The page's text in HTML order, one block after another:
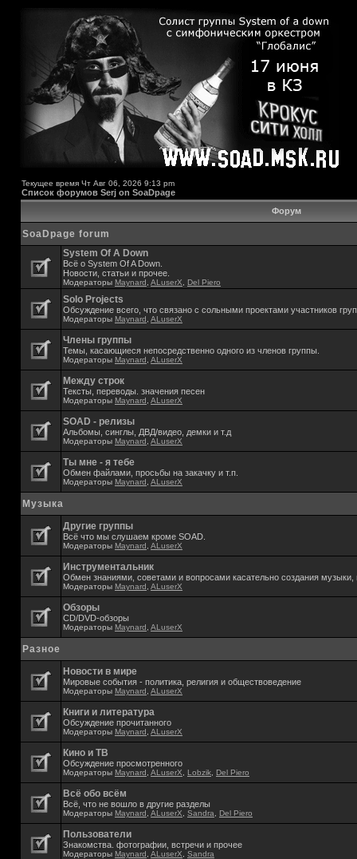
Текущее время Чт Авг 06, 2026 9:13 pm
Список форумов Serj on SoaDpage
Форум
SoaDpage forum
System Of A Down
Всё о System Of A Down.
Новости, статьи и прочее.
Модераторы Maynard ALuserX Del Piero
Solo Projects
Обсуждение всего, что связано с сольными проектами участников
Модераторы Maynard ALuserX
Члены группы
Темы, касающиеся непосредственно одного из членов группы.
Модераторы Maynard ALuserX
Между строк
Тексты, переводы. значения песен
Модераторы Maynard ALuserX
SOAD - релизы
Альбомы, синглы, ДВД/видео, демки и т.д
Модераторы Maynard ALuserX
Ты мне - я тебе
Обмен файлами, просьбы на закачку и т.п.
Модераторы Maynard ALuserX
Музыка
Другие группы
Всё что мы слушаем кроме SOAD.
Модераторы Maynard ALuserX
Инструментальник
Обмен знаниями, советами и вопросами касательно создания музыки,
Модераторы Maynard ALuserX
Обзоры
CD/DVD-обзоры
Модераторы Maynard ALuserX
Разное
Новости в мире
Мировые события - политика, религия и обществоведение
Модераторы Maynard ALuserX
Книги и литература
Обсуждение прочитанного
Модераторы Maynard ALuserX
Кино и ТВ
Обсуждение просмотренного
Модераторы Maynard ALuserX Lobzik Del Piero
Всё обо всём
Всё, что не вошло в другие разделы
Модераторы Maynard ALuserX Sandra Del Piero
Пользователи
Знакомства. фотографии, встречи и прочее
Модераторы Maynard ALuserX Sandra